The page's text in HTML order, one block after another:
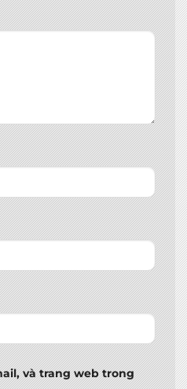
và trang web trong